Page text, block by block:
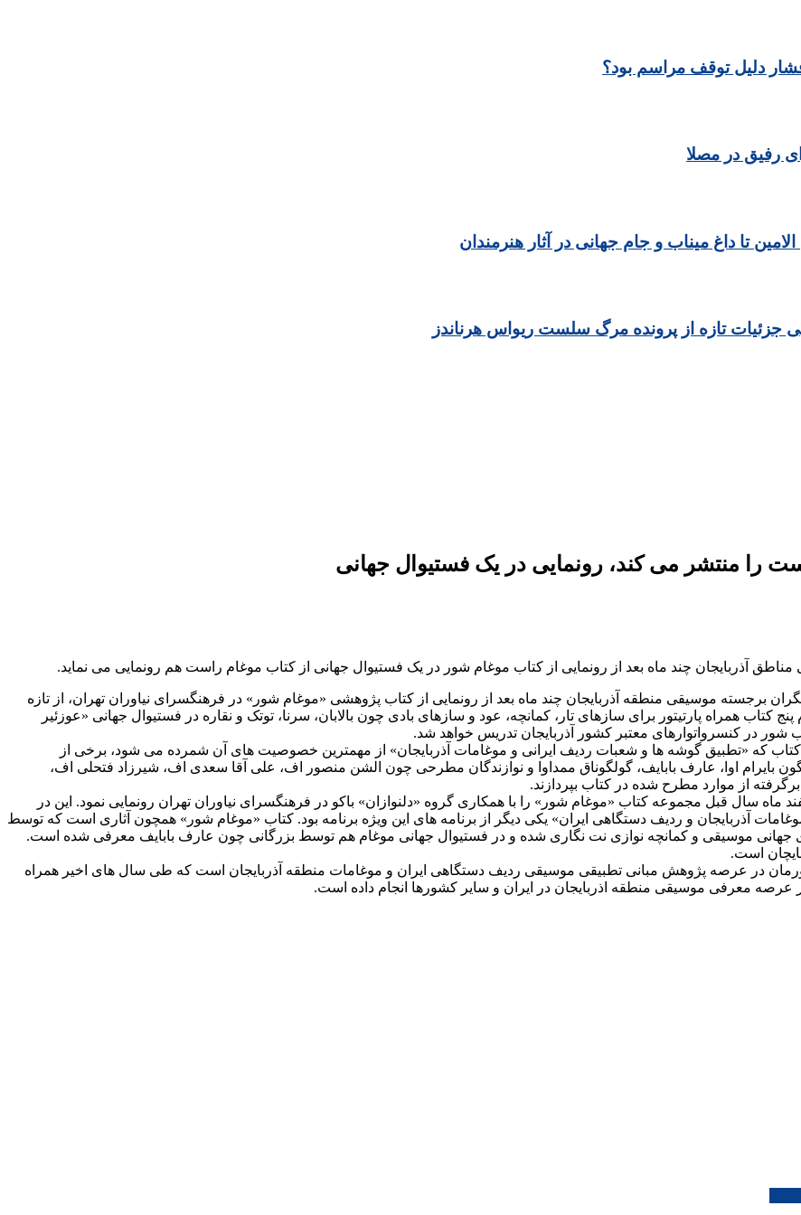
دلیل توقف مراسم بود؟
رفیق در مصلا
تا داغ میناب و جام جهانی در آثار هنرمندان
جزئیات تازه از پرونده مرگ سلست ریواس هرناندز
را منتشر می کند، رونمایی در یک فستیوال جهانی
آذربایجان چند ماه بعد از رونمایی از کتاب موغام شور در یک فستیوال جهانی از کتاب موغام راست هم رونمایی می نماید.
برجسته موسیقی منطقه آذربایجان چند ماه بعد از رونمایی از کتاب پژوهشی «موغام شور» در فرهنگسرای نیاوران تهران، از تازه
کتاب همراه پارتیتور برای سازهای تار، کمانچه، عود و سازهای بادی چون بالابان، سرنا، توتک و نقاره در فستیوال جهانی «عوزئیر
شور در کنسرواتوارهای معتبر کشور آذربایجان تدریس خواهد شد.
که «تطبیق گوشه ها و شعبات ردیف ایرانی و موغامات آذربایجان» از مهمترین خصوصیت های آن شمرده می شود، برخی از
بایرام اوا، عارف بابایف، گولگوناق ممداوا و نوازندگان مطرحی چون الشن منصور اف، علی آقا سعدی اف، شیرزاد فتحلی اف،
از موارد مطرح شده در کتاب بپردازند.
سال قبل مجموعه کتاب «موغام شور» را با همکاری گروه «دلنوازان» باکو در فرهنگسرای نیاوران تهران رونمایی نمود. این در
آذربایجان و ردیف دستگاهی ایران» یکی دیگر از برنامه های این ویژه برنامه بود. کتاب «موغام شور» همچون آثاری است که توسط
موسیقی و کمانچه نوازی نت نگاری شده و در فستیوال جهانی موغام هم توسط بزرگانی چون عارف بابایف معرفی شده است.
است.
در عرصه پژوهش مبانی تطبیقی موسیقی ردیف دستگاهی ایران و موغامات منطقه آذربایجان است که طی سال های اخیر همراه
عرصه معرفی موسیقی منطقه اذربایجان در ایران و سایر کشورها انجام داده است.